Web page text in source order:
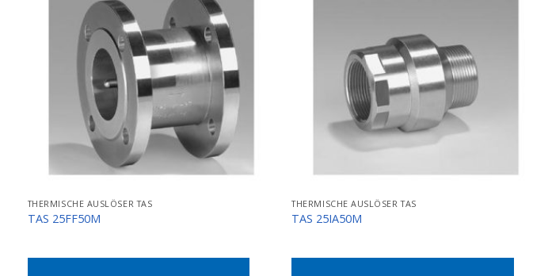
THERMISCHE AUSLÖSER TAS
TAS 25FF50M
THERMISCHE AUSLÖSER TAS
TAS 25IA50M